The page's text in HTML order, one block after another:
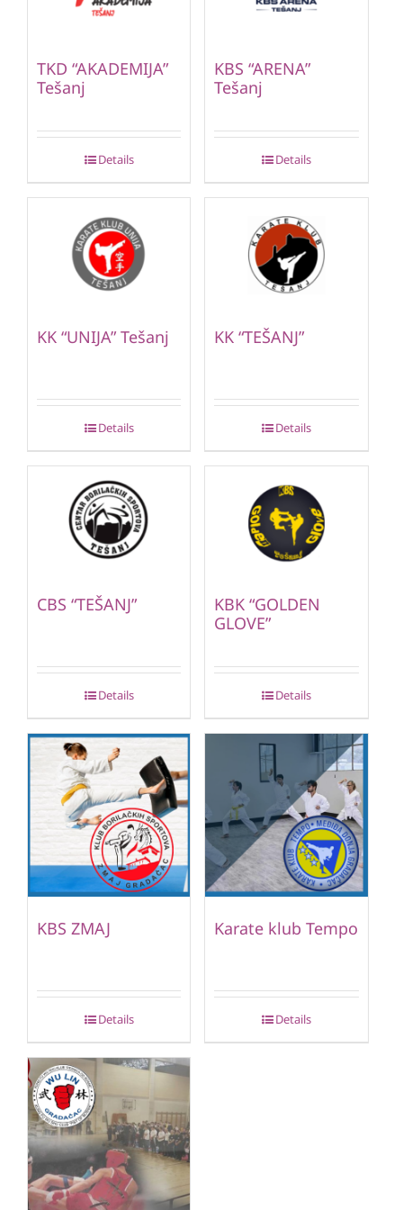
TKD “AKADEMIJA”
Tešanj
Details
KBS “ARENA”
Tešanj
Details
KK “UNIJA” Tešanj
Details
KK “TEŠANJ”
Details
CBS “TEŠANJ”
Details
KBK “GOLDEN
GLOVE”
Details
KBS ZMAJ
Details
Karate klub Tempo
Details